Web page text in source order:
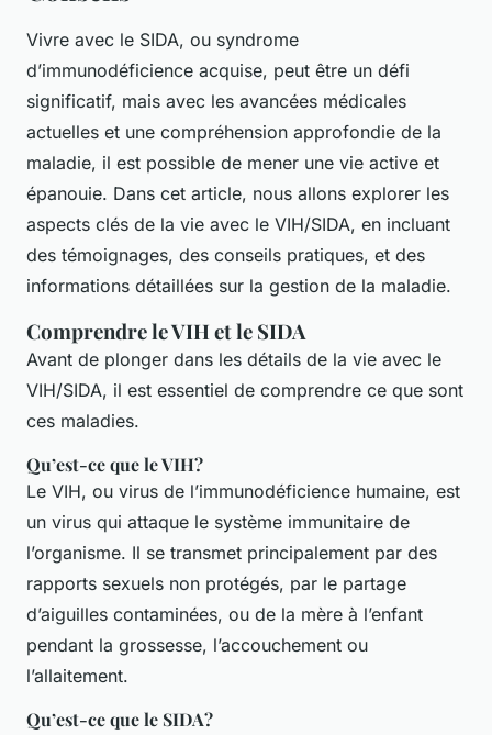
Vivre avec le SIDA, ou syndrome
d’immunodéficience acquise, peut être un défi
significatif, mais avec les avancées médicales
actuelles et une compréhension approfondie de la
maladie, il est possible de mener une vie active et
épanouie. Dans cet article, nous allons explorer les
aspects clés de la vie avec le VIH/SIDA, en incluant
des témoignages, des conseils pratiques, et des
informations détaillées sur la gestion de la maladie.
Comprendre le VIH et le SIDA
Avant de plonger dans les détails de la vie avec le
VIH/SIDA, il est essentiel de comprendre ce que sont
ces maladies.
Qu’est-ce que le VIH?
Le VIH, ou virus de l’immunodéficience humaine, est
un virus qui attaque le système immunitaire de
l’organisme. Il se transmet principalement par des
rapports sexuels non protégés, par le partage
d’aiguilles contaminées, ou de la mère à l’enfant
pendant la grossesse, l’accouchement ou
l’allaitement.
Qu’est-ce que le SIDA?